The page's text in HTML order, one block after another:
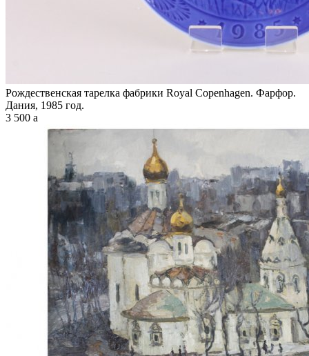
Рождественская тарелка фабрики Royal Copenhagen. Фарфор.
Дания, 1985 год.
3 500 a